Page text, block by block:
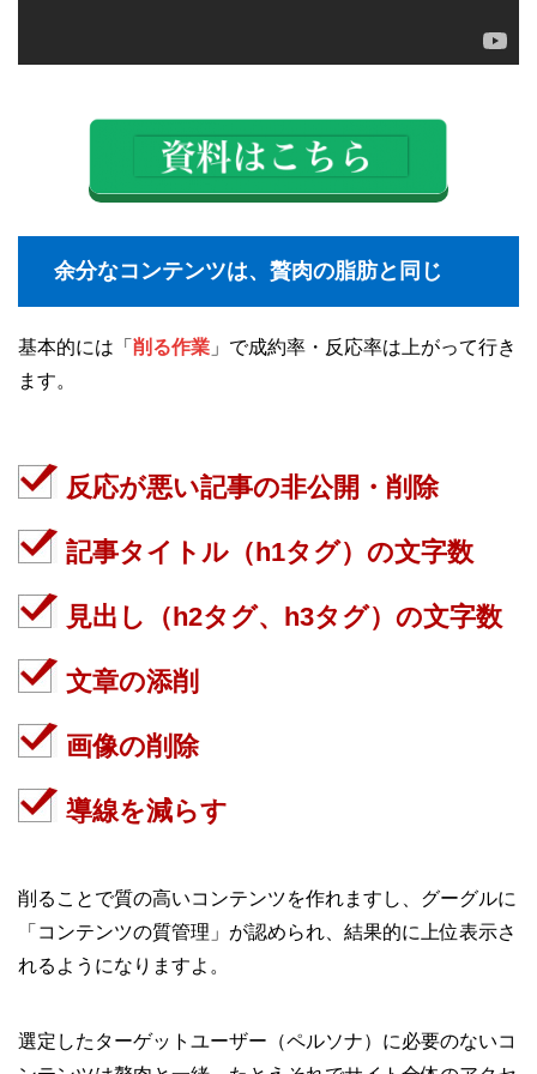
余分なコンテンツは、贅肉の脂肪と同じ
基本的には「 削る作業 」で成約率・反応率は上がって行き
ます。
反応が悪い記事の非公開・削除
記事タイトル（h1タグ）の文字数
見出し（h2タグ、h3タグ）の文字数
文章の添削
画像の削除
導線を減らす
削ることで質の高いコンテンツを作れますし、グーグルに
「コンテンツの質管理」が認められ、結果的に上位表示さ
れるようになりますよ。
選定したターゲットユーザー（ペルソナ）に必要のないコ